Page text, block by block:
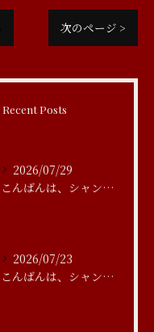
次のページ >
Recent Posts
2026/07/29
こんばんは、シャンブルアスリール清水です
2026/07/23
こんばんは、シャンブルアスリール清水です